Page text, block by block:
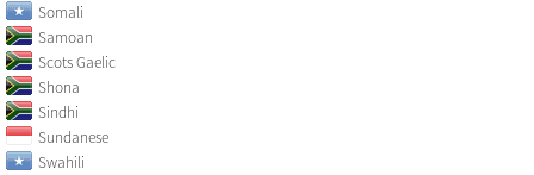
Somali
Samoan
Scots Gaelic
Shona
Sindhi
Sundanese
Swahili